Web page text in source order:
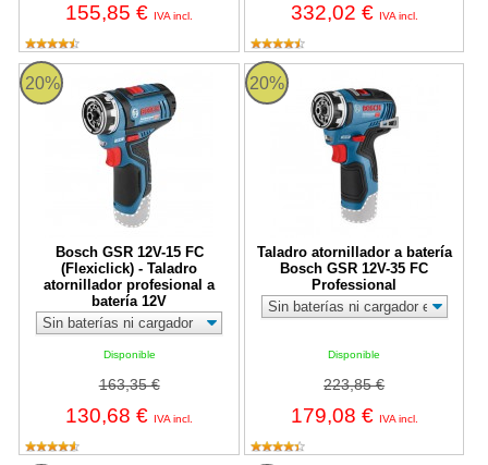
155,85 € IVA incl. 332,02 € IVA incl.
20%
Bosch GSR 12V-15 FC
(Flexiclick) - Taladro
atornillador profesional a
batería 12V
Disponible
163,35 €
130,68 € IVA incl.
Bosch GSR 12V-15 FC (Flexiclick) - Taladro atornillador
20%
Taladro atornillador a batería
Bosch GSR 12V-35 FC
Professional
Disponible
223,85 €
179,08 € IVA incl.
Taladro atornillador a batería